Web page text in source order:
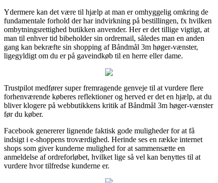
Ydermere kan det være til hjælp at man er omhyggelig omkring de
fundamentale forhold der har indvirkning på bestillingen, fx hvilken
ombytningsrettighed butikken anvender. Her er det tillige vigtigt, at
man til enhver tid bibeholder sin ordremail, således man en anden
gang kan bekræfte sin shopping af Båndmål 3m høger-vænster,
ligegyldigt om du er på gaveindkøb til en herre eller dame.
Trustpilot medfører super fremragende genveje til at vurdere flere
forhenværende køberes reflektioner og herved er det en hjælp, at du
bliver klogere på webbutikkens kritik af Båndmål 3m høger-vænster
før du køber.
Facebook genererer lignende faktisk gode muligheder for at få
indsigt i e-shoppens troværdighed. Herinde ses en række internet
shops som giver kunderne mulighed for at sammensætte en
anmeldelse af ordreforløbet, hvilket lige så vel kan benyttes til at
vurdere hvor tilfredse kunderne er.